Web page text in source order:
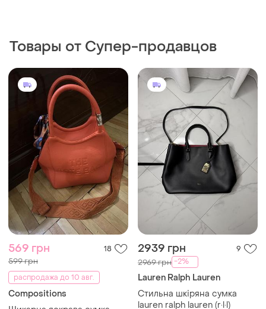
Товары от Супер-продавцов
569 грн 18
599 грн
распродажа до 10 авг.
Compositions
2939 грн 9
2969 грн -2%
Lauren Ralph Lauren
Стильна шкіряна сумка
lauren ralph lauren (r·l·l)